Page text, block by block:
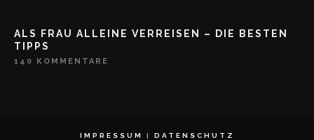
ALS FRAU ALLEINE VERREISEN – DIE BESTEN
TIPPS
140 KOMMENTARE
IMPRESSUM | DATENSCHUTZ